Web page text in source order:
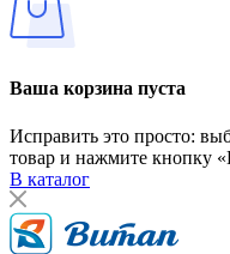
Ваша корзина пуста
Исправить это просто:
товар и нажмите кнопку
В каталог